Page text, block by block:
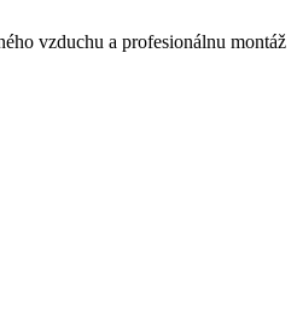
vzduchu a profesionálnu montáž